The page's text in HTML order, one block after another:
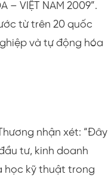
– VIỆT NAM 2009”.
từ trên 20 quốc
và tự động hóa
nhận xét: “Đây
tư, kinh doanh
học kỹ thuật trong